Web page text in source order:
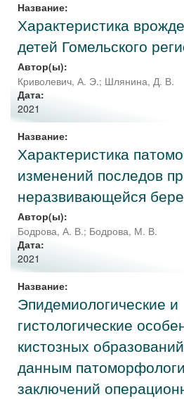
Название:
Характеристика
детей Гомельского
Автор(ы):
Криволевич, А. Э.; Шлянина, Д. В.
Дата:
2021
Название:
Характеристика
изменений последов
неразвивающейся
Автор(ы):
Бодрова, А. В.; Бодрова, М. В.
Дата:
2021
Название:
Эпидемиологические и
гистологические
кистозных
данным
заключений